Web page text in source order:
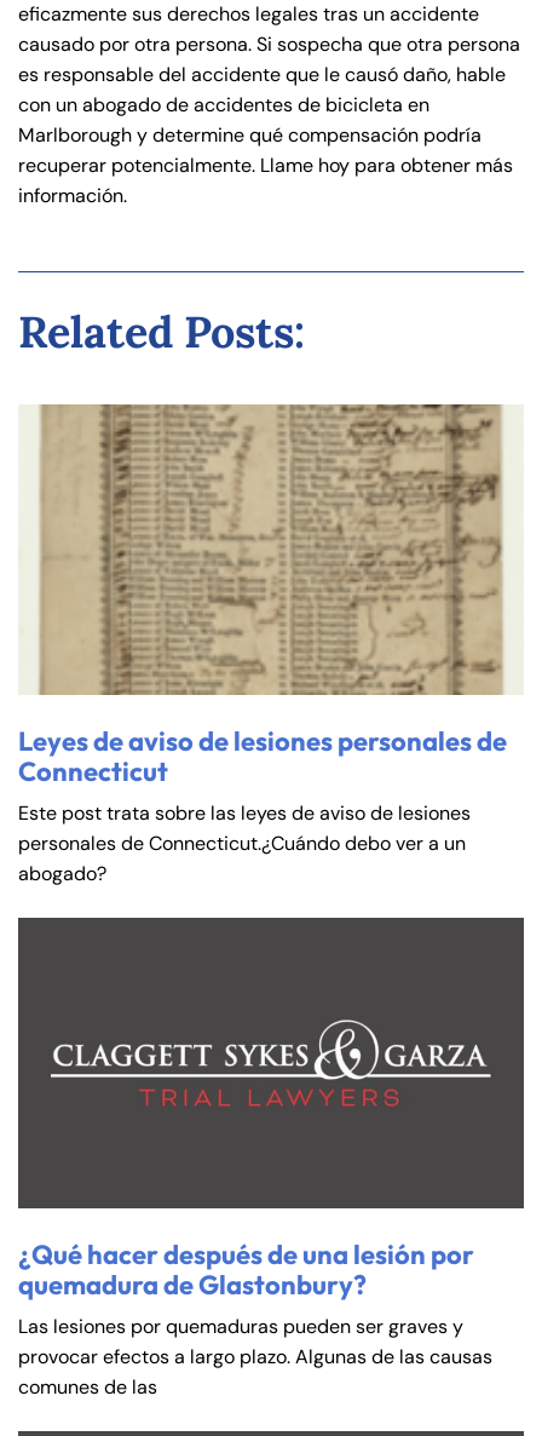
eficazmente sus derechos legales tras un accidente
causado por otra persona. Si sospecha que otra persona
es responsable del accidente que le causó daño, hable
con un abogado de accidentes de bicicleta en
Marlborough y determine qué compensación podría
recuperar potencialmente. Llame hoy para obtener más
información.
Related Posts:
Leyes de aviso de lesiones personales de
Connecticut
Este post trata sobre las leyes de aviso de lesiones
personales de Connecticut.¿Cuándo debo ver a un
abogado?
¿Qué hacer después de una lesión por
quemadura de Glastonbury?
Las lesiones por quemaduras pueden ser graves y
provocar efectos a largo plazo. Algunas de las causas
comunes de las